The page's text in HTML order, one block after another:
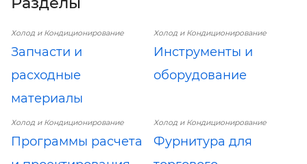
Холод и Кондиционирование
Запчасти и
расходные
материалы
Холод и Кондиционирование
Инструменты и
оборудование
Холод и Кондиционирование
Программы расчета
Холод и Кондиционирование
Фурнитура для